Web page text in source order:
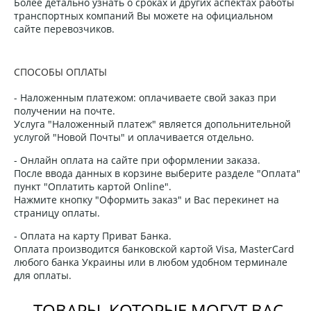
транспортных компаний Вы можете на официальном
сайте перевозчиков.
СПОСОБЫ ОПЛАТЫ
- Наложенным платежом: оплачиваете свой заказ при
получении на почте.
Услуга "Наложенный платеж" является допольнительной
услугой "Новой Почты" и оплачивается отдельно.
- Онлайн оплата на сайте при оформлении заказа.
После ввода данных в корзине выберите разделе "Оплата"
пункт "Оплатить картой Online".
Нажмите кнопку "Оформить заказ" и Вас перекинет на
страницу оплаты.
- Оплата на карту Приват Банка.
Оплата производится банковской картой Visa, MasterCard
любого банка Украины или в любом удобном терминале
для оплаты.